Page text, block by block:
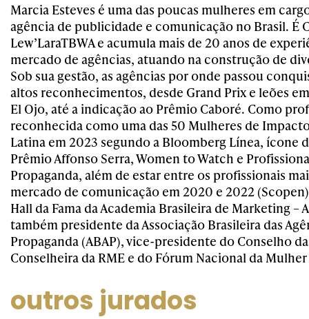
Marcia Esteves é uma das poucas mulheres em
agência de publicidade e comunicação no Brasil. É
Lew’LaraTBWA e acumula mais de 20 anos de
mercado de agências, atuando na construção de
Sob sua gestão, as agências por onde passou
altos reconhecimentos, desde Grand Prix e leões
El Ojo, até a indicação ao Prêmio Caboré. Como
reconhecida como uma das 50 Mulheres de
Latina em 2023 segundo a Bloomberg Línea, ícone
Prêmio Affonso Serra, Women to Watch e
Propaganda, além de estar entre os profissionais
mercado de comunicação em 2020 e 2022
Hall da Fama da Academia Brasileira de Marketing –
também presidente da Associação Brasileira das
Propaganda (ABAP), vice-presidente do Conselho
Conselheira da RME e do Fórum Nacional da
outros jurados